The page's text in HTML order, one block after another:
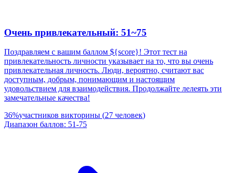
Очень привлекательный: 51~75
Поздравляем с вашим баллом ${score}! Этот тест на
привлекательность личности указывает на то, что вы очень
привлекательная личность. Люди, вероятно, считают вас
доступным, добрым, понимающим и настоящим
удовольствием для взаимодействия. Продолжайте лелеять эти
замечательные качества!
36%участников викторины (27 человек)
Диапазон баллов: 51-75